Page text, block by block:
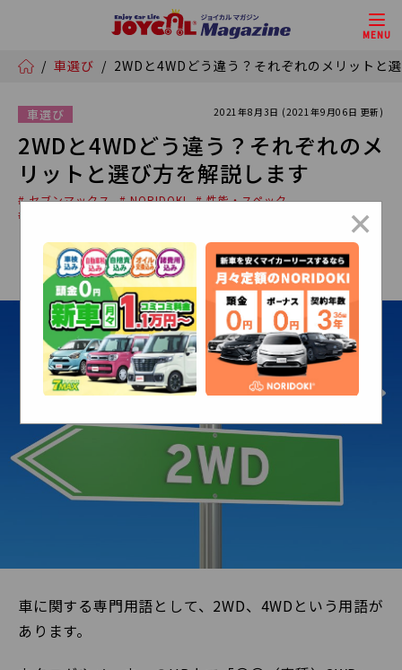
MENU
/ 車選び / 2WDと4WDどう違う？それぞれのメリットと
車選び 2021年8月3日 (2021年9月06日 更新)
2WDと4WDどう違う？それぞれのメ
リットと選び方を解説します
# セブンマックス # NORIDOKI # 性能・スペック
# 趣味とクルマ
車に関する専門用語として、2WD、4WDという用語が
あります。
×